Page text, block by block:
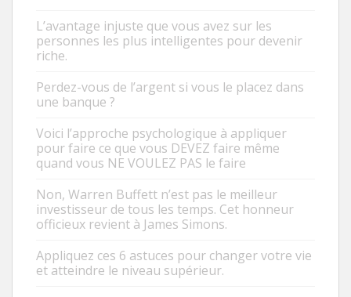
L’avantage injuste que vous avez sur les
personnes les plus intelligentes pour devenir
riche.
Perdez-vous de l’argent si vous le placez dans
une banque ?
Voici l’approche psychologique à appliquer
pour faire ce que vous DEVEZ faire même
quand vous NE VOULEZ PAS le faire
Non, Warren Buffett n’est pas le meilleur
investisseur de tous les temps. Cet honneur
officieux revient à James Simons.
Appliquez ces 6 astuces pour changer votre vie
et atteindre le niveau supérieur.